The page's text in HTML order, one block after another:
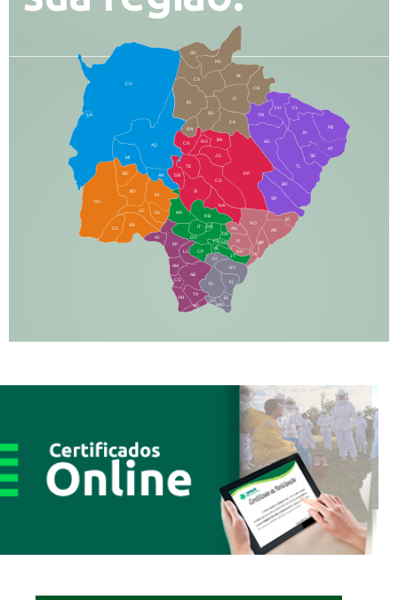
CO
AQ
MI
AN
CX
RI
AL
CR
FI
SG
BA
CA
PA
CH CL
PB
SE
TL
AG
BR
SR
BT
AR
RP
RO
JG
CG
SI
NA
TA
NH
JT
RB
MA
IT
DR
DO
CP
JU
NV
IQ
EL
BD
BO
NI
JD
PO
BV
CC
PP
AJ
LC
AM
AB
JP
DB
TE
CS
PR
TA
SQ
IG
MN
IN
NO
BP
RN
CN
GL
AN
IV
FS
VC
GD
DE
AT
PG
SO
LA